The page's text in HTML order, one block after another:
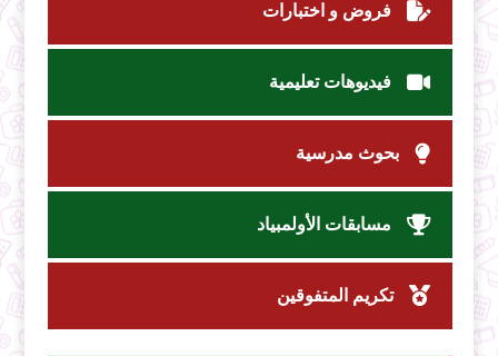
فروض و اختبارات
فيديوهات تعليمية
بحوث مدرسية
مسابقات الأولمبياد
تكريم المتفوقين